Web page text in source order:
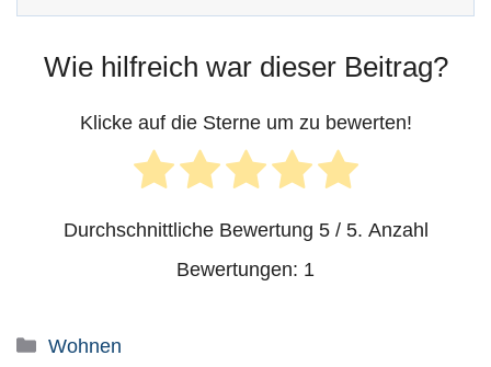
Wie hilfreich war dieser Beitrag?
Klicke auf die Sterne um zu bewerten!
Durchschnittliche Bewertung 5/ 5. Anzahl
Bewertungen: 1
Kategorien
Wohnen